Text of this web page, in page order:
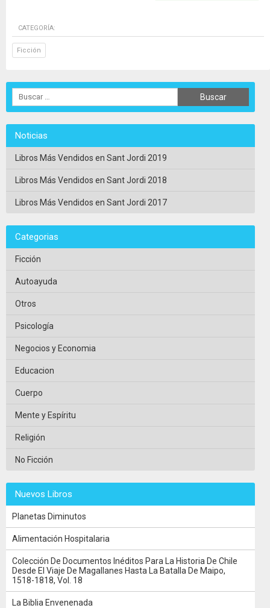
CATEGORÍA:
Ficción
Noticias
Libros Más Vendidos en Sant Jordi 2019
Libros Más Vendidos en Sant Jordi 2018
Libros Más Vendidos en Sant Jordi 2017
Categorias
Ficción
Autoayuda
Otros
Psicología
Negocios y Economia
Educacion
Cuerpo
Mente y Espíritu
Religión
No Ficción
Nuevos Libros
Planetas Diminutos
Alimentación Hospitalaria
Colección De Documentos Inéditos Para La Historia De Chile
Desde El Viaje De Magallanes Hasta La Batalla De Maipo,
1518-1818, Vol. 18
La Biblia Envenenada